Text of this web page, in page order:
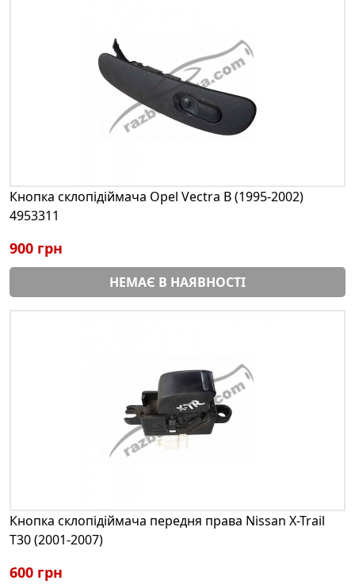
Кнопка склопідіймача Opel Vectra B (1995-2002)
4953311
900 грн
НЕМАЄ В НАЯВНОСТІ
Кнопка склопідіймача передня права Nissan X-Trail
T30 (2001-2007)
600 грн